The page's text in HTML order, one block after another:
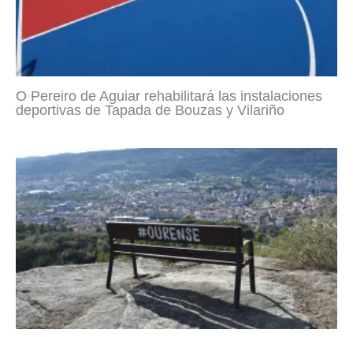
O Pereiro de Aguiar rehabilitará las instalaciones
deportivas de Tapada de Bouzas y Vilariño